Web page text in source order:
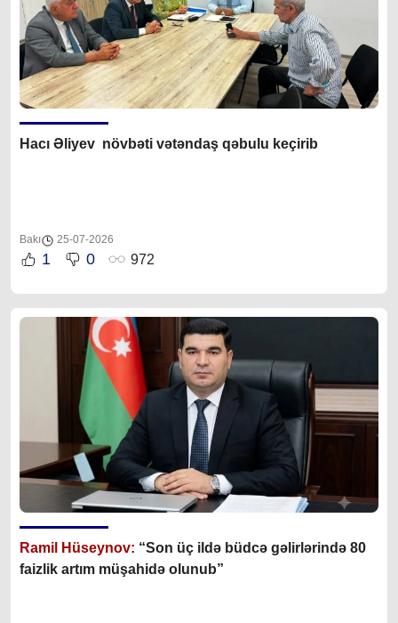
Hacı Əliyev növbəti vətəndaş qəbulu keçirib
Bakı 25-07-2026
1 0 972
Ramil Hüseynov: “Son üç ildə büdcə gəlirlərində 80
faizlik artım müşahidə olunub”